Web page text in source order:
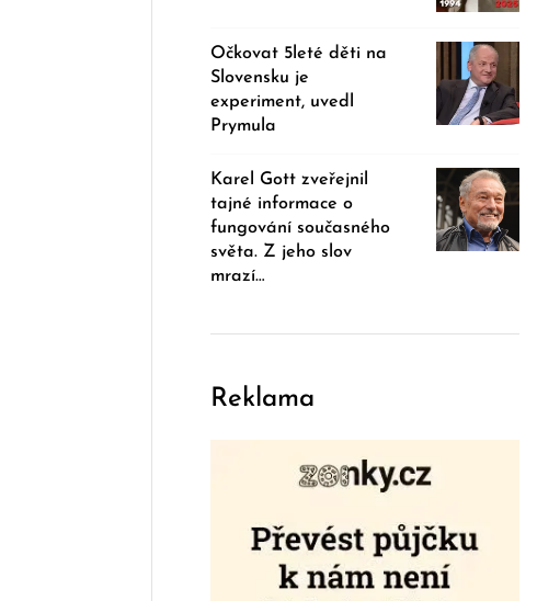
Očkovat 5leté děti na
Slovensku je
experiment, uvedl
Prymula
Karel Gott zveřejnil
tajné informace o
fungování současného
světa. Z jeho slov
mrazí…
Reklama